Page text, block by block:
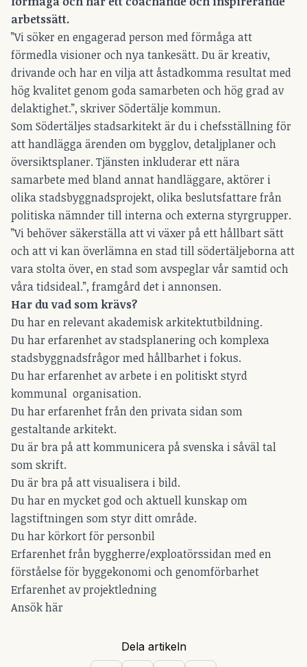
arbetssätt.
”Vi söker en engagerad person med förmåga att
förmedla visioner och nya tankesätt. Du är kreativ,
drivande och har en vilja att åstadkomma resultat med
hög kvalitet genom goda samarbeten och hög grad av
delaktighet.”, skriver Södertälje kommun.
Som Södertäljes stadsarkitekt är du i chefsställning för
att handlägga ärenden om bygglov, detaljplaner och
översiktsplaner. Tjänsten inkluderar ett nära
samarbete med bland annat handläggare, aktörer i
olika stadsbyggnadsprojekt, olika beslutsfattare från
politiska nämnder till interna och externa styrgrupper.
”Vi behöver säkerställa att vi växer på ett hållbart sätt
och att vi kan överlämna en stad till södertäljeborna att
vara stolta över, en stad som avspeglar vår samtid och
våra tidsideal.”, framgård det i annonsen.
Har du vad som krävs?
Du har en relevant akademisk arkitektutbildning.
Du har erfarenhet av stadsplanering och komplexa
stadsbyggnadsfrågor med hållbarhet i fokus.
Du har erfarenhet av arbete i en politiskt styrd
kommunal organisation.
Du har erfarenhet från den privata sidan som
gestaltande arkitekt.
Du är bra på att kommunicera på svenska i såväl tal
som skrift.
Du är bra på att visualisera i bild.
Du har en mycket god och aktuell kunskap om
lagstiftningen som styr ditt område.
Du har körkort för personbil
Erfarenhet från byggherre/exploatörssidan med en
förståelse för byggekonomi och genomförbarhet
Erfarenhet av projektledning
Ansök här
Dela artikeln